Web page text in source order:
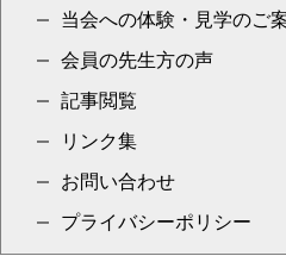
当会への体験・見学のご
会員の先生方の声
記事閲覧
リンク集
お問い合わせ
プライバシーポリシー